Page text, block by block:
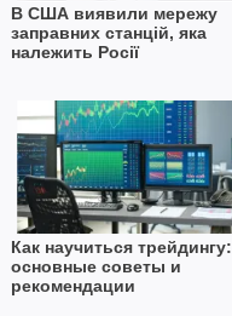
В США виявили мережу
заправних станцій, яка
належить Росії
Как научиться трейдингу:
основные советы и
рекомендации